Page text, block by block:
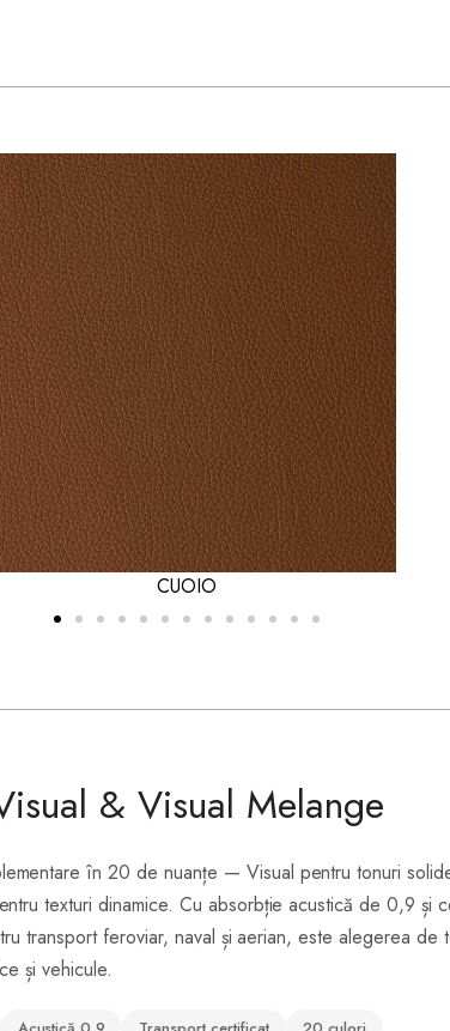
BEIGE_BUTTERFLY
& Visual Melange
în 20 de nuanțe — Visual pentru tonuri
texturi dinamice. Cu absorbție acustică de 0,9 și
transport feroviar, naval și aerian, este alegerea de
și vehicule.